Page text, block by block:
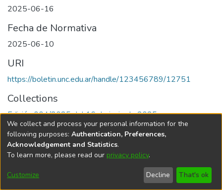
2025-06-16
Fecha de Normativa
2025-06-10
URI
https://boletin.unc.edu.ar/handle/123456789/12751
Collections
Edición 004/2025 del 16 de junio de 2025
Universidad Nacional de Córdoba
We collect and process your personal information for the
following purposes: Authentication, Preferences,
Acknowledgement and Statistics.
To learn more, please read our privacy policy.
Customize Decline That's ok